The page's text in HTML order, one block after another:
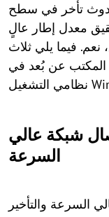
تأخر في سطح
معدل إطار عالٍ
فيما يلي ثلاث
عن بُعد في
اتصال شبكة عالي
السرعة
السرعة والتأخير